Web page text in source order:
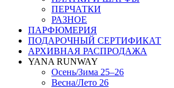
ПЕРЧАТКИ
РАЗНОЕ
ПАРФЮМЕРИЯ
ПОДАРОЧНЫЙ СЕРТИФИКАТ
АРХИВНАЯ РАСПРОДАЖА
YANA RUNWAY
Осень/Зима 25–26
Весна/Лето 26